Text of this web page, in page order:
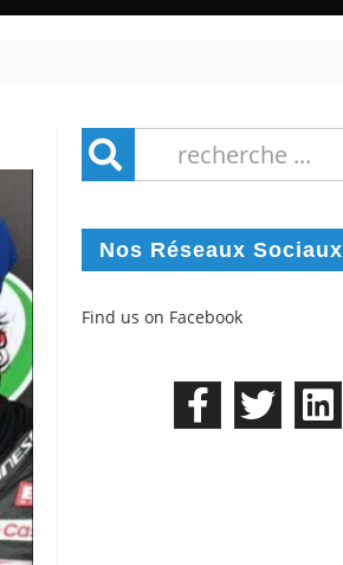
Nos Réseaux Sociaux
Find us on Facebook